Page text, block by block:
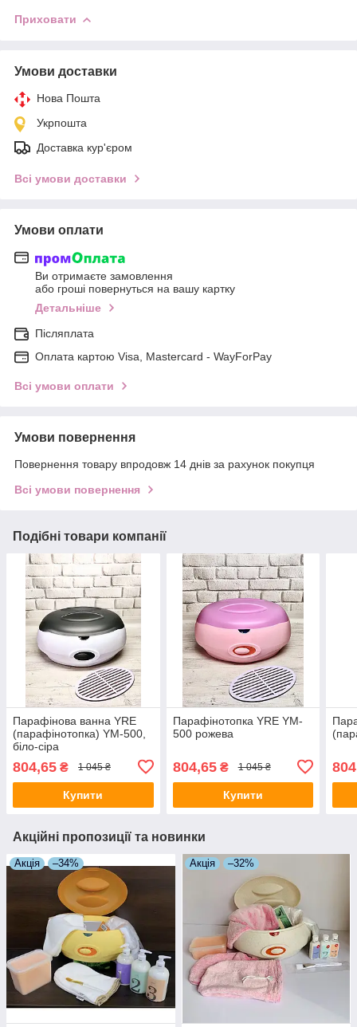
Приховати
Умови доставки
Нова Пошта
Укрпошта
Доставка кур'єром
Всі умови доставки
Умови оплати
Ви отримаєте замовлення
або гроші повернуться на вашу картку
Детальніше
Післяплата
Оплата картою Visa, Mastercard - WayForPay
Всі умови оплати
Умови повернення
Повернення товару впродовж 14 днів за рахунок покупця
Всі умови повернення
Подібні товари компанії
Парафінова ванна YRE
(парафінотопка) YM-500,
біло-сіра
804,65 ₴ 1 045 ₴
Купити
Парафінотопка YRE YM-
500 рожева
804,65₴ 1 045 ₴
Купити
Акційні пропозиції та новинки
Акція –34% Акція –32%